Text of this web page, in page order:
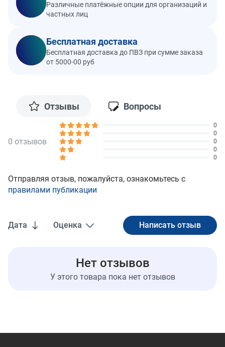
Различные платёжные опции для организаций и
частных лиц
Бесплатная доставка
Бесплатная доставка до ПВЗ при сумме заказа
от 5000-00 руб
Отзывы Вопросы
Дата Оценка
Нет отзывов
У этого товара пока нет отзывов
0 отзывов
0
0
0
0
0
Отправляя отзыв, пожалуйста, ознакомьтесь с
правилами публикации